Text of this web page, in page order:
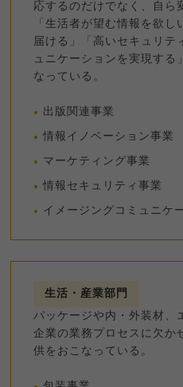
応するのだけでなく、自ら
「生活者が望む情報を欲
届ける」「高いセキュリテ
ュニケーションを実現する
なっている。
出版関連事業
情報イノベーション事業
マーケティング事業
情報セキュリティ事業
イメージングコミュニケ
生活・産業部門
パッケージや内・外装材、
企業の業務プロセスに欠か
供をおこなっている。